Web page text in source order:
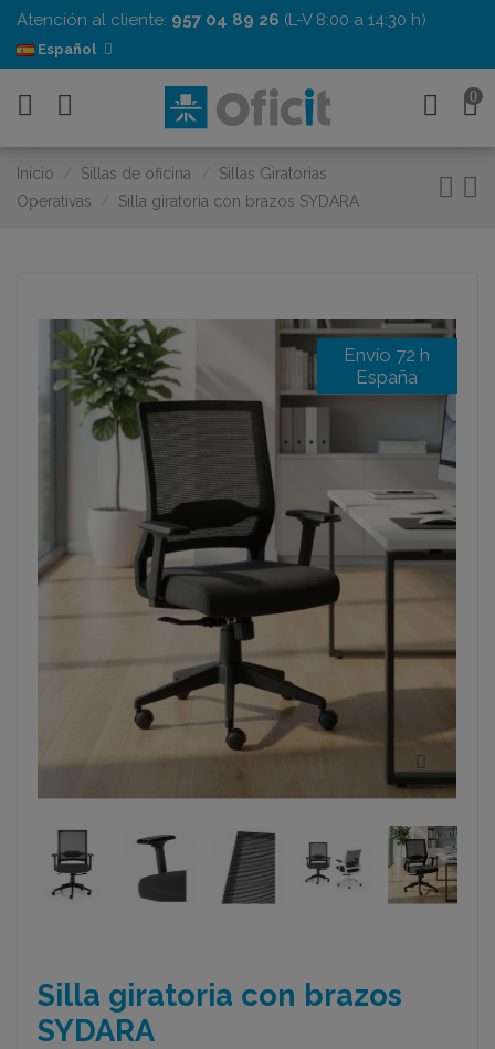
Atención al cliente: 957 04 89 26 (L-V 8:00 a 14:30 h)
Español
0
Inicio Sillas de oficina
Sillas Giratorias
Operativas
Silla giratoria con brazos SYDARA
Envío 72 h
España
Silla giratoria con brazos
SYDARA